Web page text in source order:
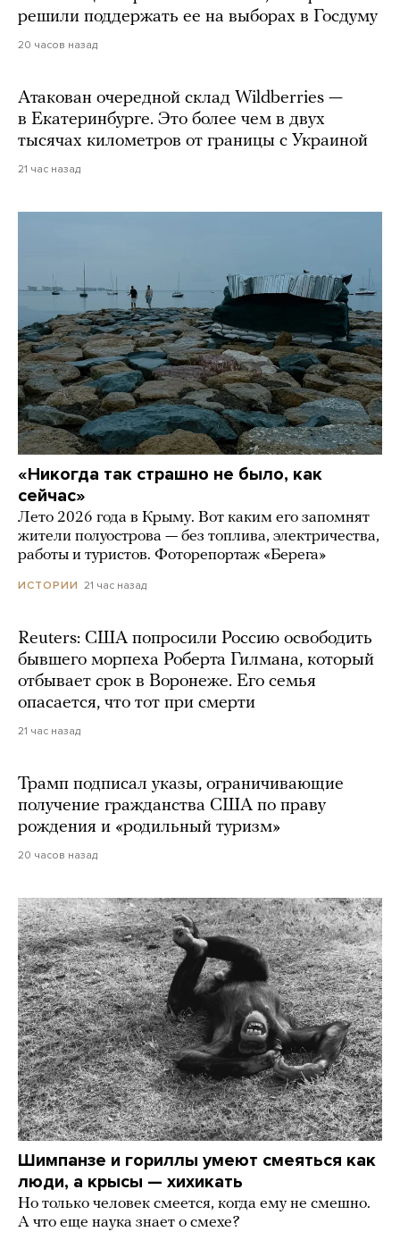
решили поддержать ее на выборах в Госдуму
20 часов назад
Атакован очередной склад Wildberries —
в Екатеринбурге. Это более чем в двух
тысячах километров от границы с Украиной
21 час назад
«Никогда так страшно не было, как
сейчас»
Лето 2026 года в Крыму. Вот каким его запомнят
жители полуострова — без топлива, электричества,
работы и туристов. Фоторепортаж «Берега»
ИСТОРИИ 21 час назад
Reuters: США попросили Россию освободить
бывшего морпеха Роберта Гилмана, который
отбывает срок в Воронеже. Его семья
опасается, что тот при смерти
21 час назад
Трамп подписал указы, ограничивающие
получение гражданства США по праву
рождения и «родильный туризм»
20 часов назад
Шимпанзе и гориллы умеют смеяться как
люди, а крысы — хихикать
Но только человек смеется, когда ему не смешно.
А что еще наука знает о смехе?